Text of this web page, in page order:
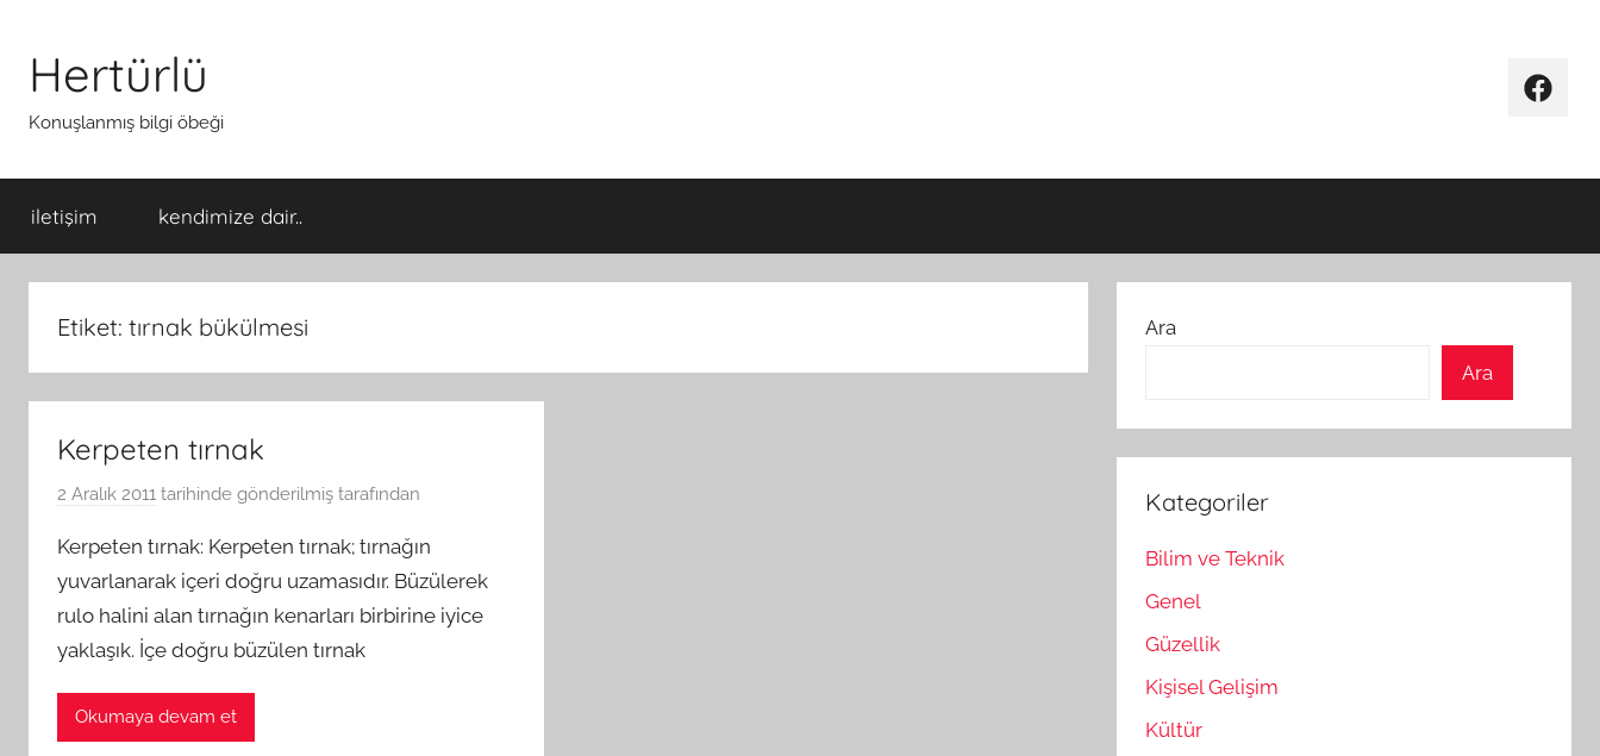
Hertürlü
Konuşlanmış bilgi öbeği
iletişim kendimize dair..
Etiket: tırnak bükülmesi
Kerpeten tırnak
2 Aralık 2011 tarihinde gönderilmiş tarafından
Kerpeten tırnak: Kerpeten tırnak; tırnağın
yuvarlanarak içeri doğru uzamasıdır. Büzülerek
rulo halini alan tırnağın kenarları birbirine iyice
yaklaşık. İçe doğru büzülen tırnak
Okumaya devam et
Ara
Ara
Kategoriler
Bilim ve Teknik
Genel
Güzellik
Kişisel Gelişim
Kültür